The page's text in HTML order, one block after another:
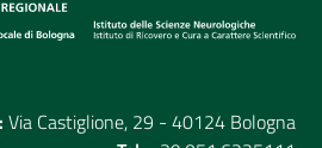
Via Castiglione, 29 - 40124 Bologna